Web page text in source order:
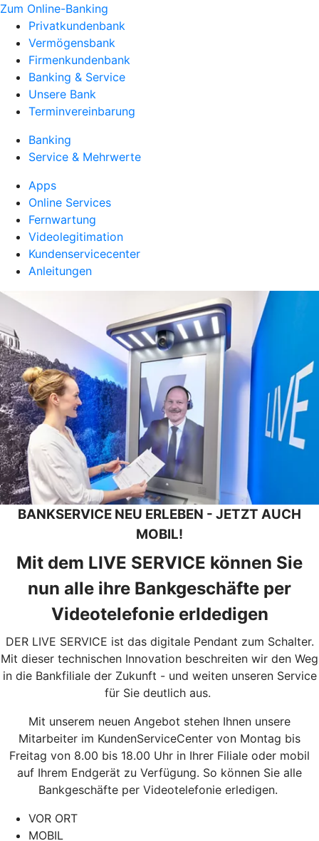
Zum Online-Banking
Privatkundenbank
Vermögensbank
Firmenkundenbank
Banking & Service
Unsere Bank
Terminvereinbarung
Banking
Service & Mehrwerte
Apps
Online Services
Fernwartung
Videolegitimation
Kundenservicecenter
Anleitungen
BANKSERVICE NEU ERLEBEN - JETZT AUCH
MOBIL!
Mit dem LIVE SERVICE können Sie
nun alle ihre Bankgeschäfte per
Videotelefonie erldedigen
DER LIVE SERVICE ist das digitale Pendant zum Schalter.
Mit dieser technischen Innovation beschreiten wir den Weg
in die Bankfiliale der Zukunft - und weiten unseren Service
für Sie deutlich aus.
Mit unserem neuen Angebot stehen Ihnen unsere
Mitarbeiter im KundenServiceCenter von Montag bis
Freitag von 8.00 bis 18.00 Uhr in Ihrer Filiale oder mobil
auf Ihrem Endgerät zu Verfügung. So können Sie alle
Bankgeschäfte per Videotelefonie erledigen.
VOR ORT
MOBIL